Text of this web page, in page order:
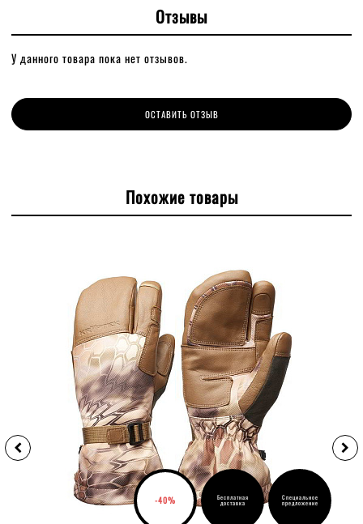
Отзывы
У данного товара пока нет отзывов.
ОСТАВИТЬ ОТЗЫВ
Похожие товары
-40% Бесплатная
доставка
Специальное
предложение